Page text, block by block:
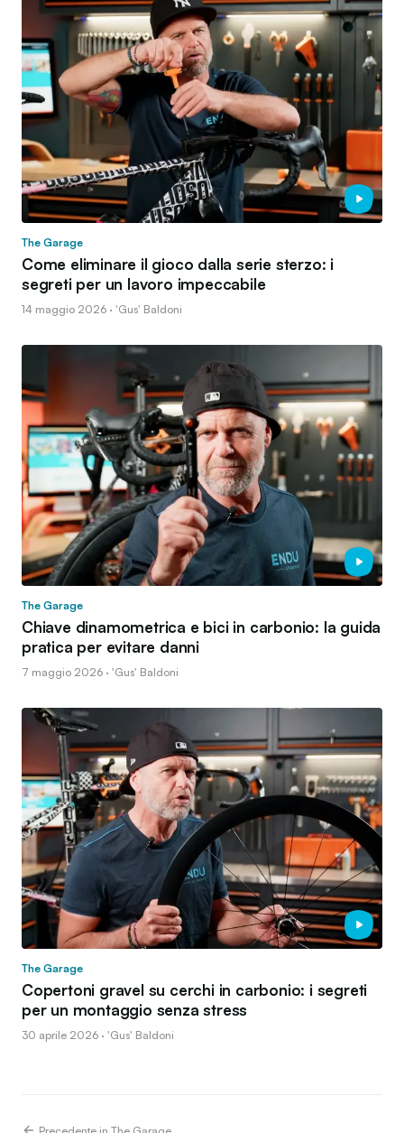
The Garage
Come eliminare il gioco dalla serie sterzo: i
segreti per un lavoro impeccabile
14 maggio 2026 · 'Gus' Baldoni
The Garage
Chiave dinamometrica e bici in carbonio: la guida
pratica per evitare danni
7 maggio 2026 · 'Gus' Baldoni
The Garage
Copertoni gravel su cerchi in carbonio: i segreti
per un montaggio senza stress
30 aprile 2026 · 'Gus' Baldoni